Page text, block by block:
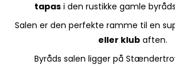
tapas i den rustikke gamle
Salen er den perfekte ramme til en
eller klubaften.
Byråds salen ligger på